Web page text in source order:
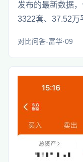
发布的最新数据
3322套、37.52万
对比问答-富华·09